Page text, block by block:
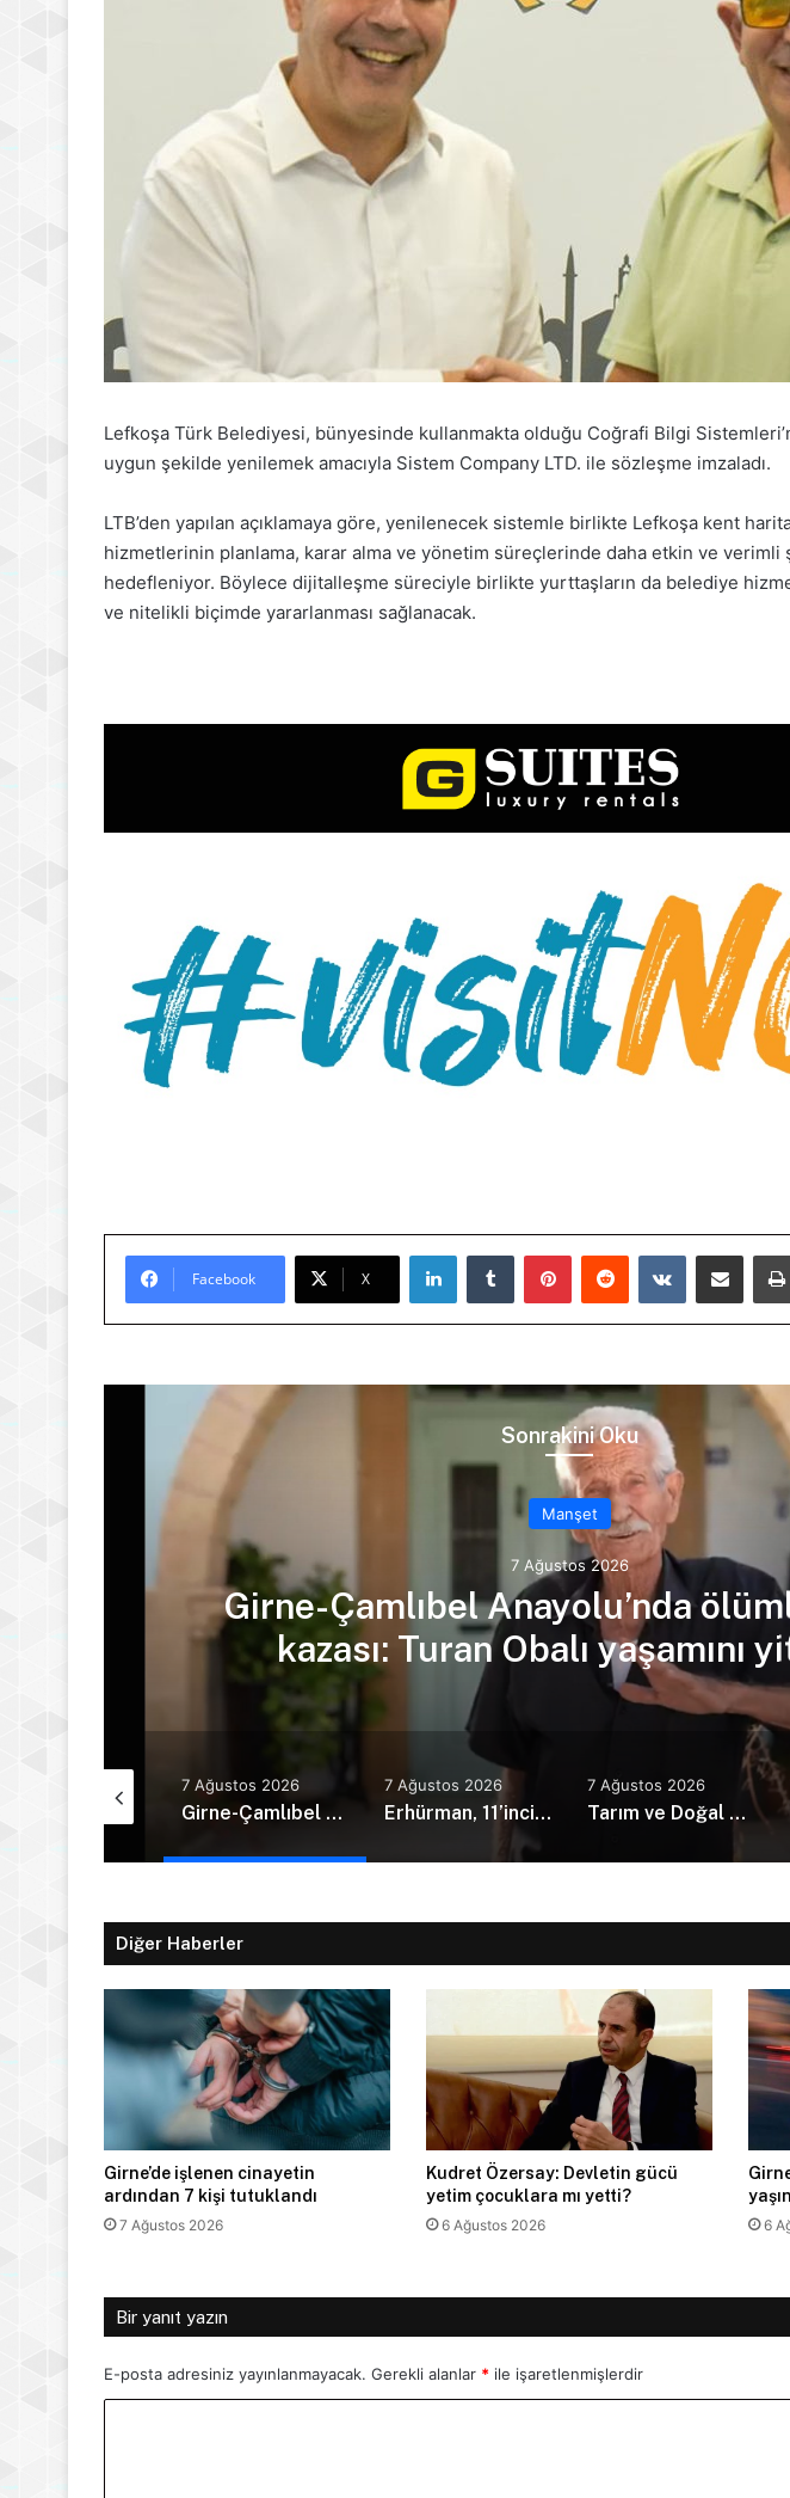
Lefkoşa Türk Belediyesi, bünyesinde kullanmakta olduğu Coğrafi Bilgi
uygun şekilde yenilemek amacıyla Sistem Company LTD. ile sözleşme imzaladı.
LTB’den yapılan açıklamaya göre, yenilenecek sistemle birlikte Lefkoşa kent
hizmetlerinin planlama, karar alma ve yönetim süreçlerinde daha etkin ve verimli
hedefleniyor. Böylece dijitalleşme süreciyle birlikte yurttaşların da belediye
ve nitelikli biçimde yararlanması sağlanacak.
Facebook X
LinkedInTumblr PinterestReddit VKontakteE-Posta ile paylaş
Sonrakini Oku
Manşet
7 Ağustos 2026
Girne-Çamlıbel Anayolu’nda
kazası: Turan Obalı yaşamını
Hava sıcaklığı 39 derece dolaylarında seyrediyor
7 Ağustos 2026
Girne-Çamlıbel Anayolu’nda ölümlü trafik kazası: Turan Obalı yaşamını yitirdi!
7 Ağustos 2026
Erhürman, 11’inci Meşale Festivali’ne katıldı
7 Ağustos 2026
Tarım ve Doğal Kaynaklar Bakanı Çavuş “Büyük Harup Çalıştayı”na katıldı
Diğer Haberler
Girne’de işlenen cinayetin
ardından 7 kişi tutuklandı
7 Ağustos 2026
Kudret Özersay: Devletin gücü
yetim çocuklara mı yetti?
6 Ağustos 2026 6
Bir yanıt yazın
E-posta adresiniz yayınlanmayacak. Gerekli alanlar * ile işaretlenmişlerdir